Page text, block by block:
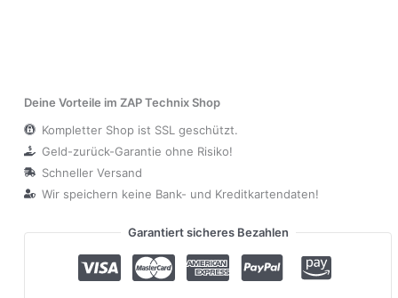
Deine Vorteile im ZAP Technix Shop
Kompletter Shop ist SSL geschützt.
Geld-zurück-Garantie ohne Risiko!
Schneller Versand
Wir speichern keine Bank- und Kreditkartendaten!
Garantiert sicheres Bezahlen